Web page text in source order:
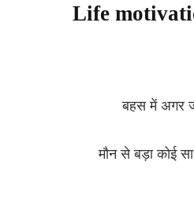
Life
बहस में अगर
मौन से बड़ा कोई